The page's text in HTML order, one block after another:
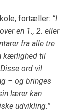
fortæller: ”I
en 1., 2. eller
fra alle tre
kærlighed til
ord vil
– og bringes
lærer kan
udvikling.”